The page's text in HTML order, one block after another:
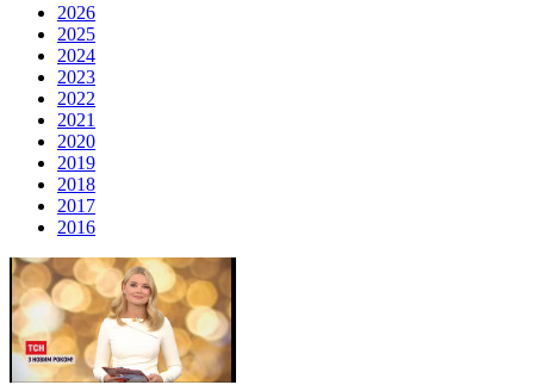
2026
2025
2024
2023
2022
2021
2020
2019
2018
2017
2016